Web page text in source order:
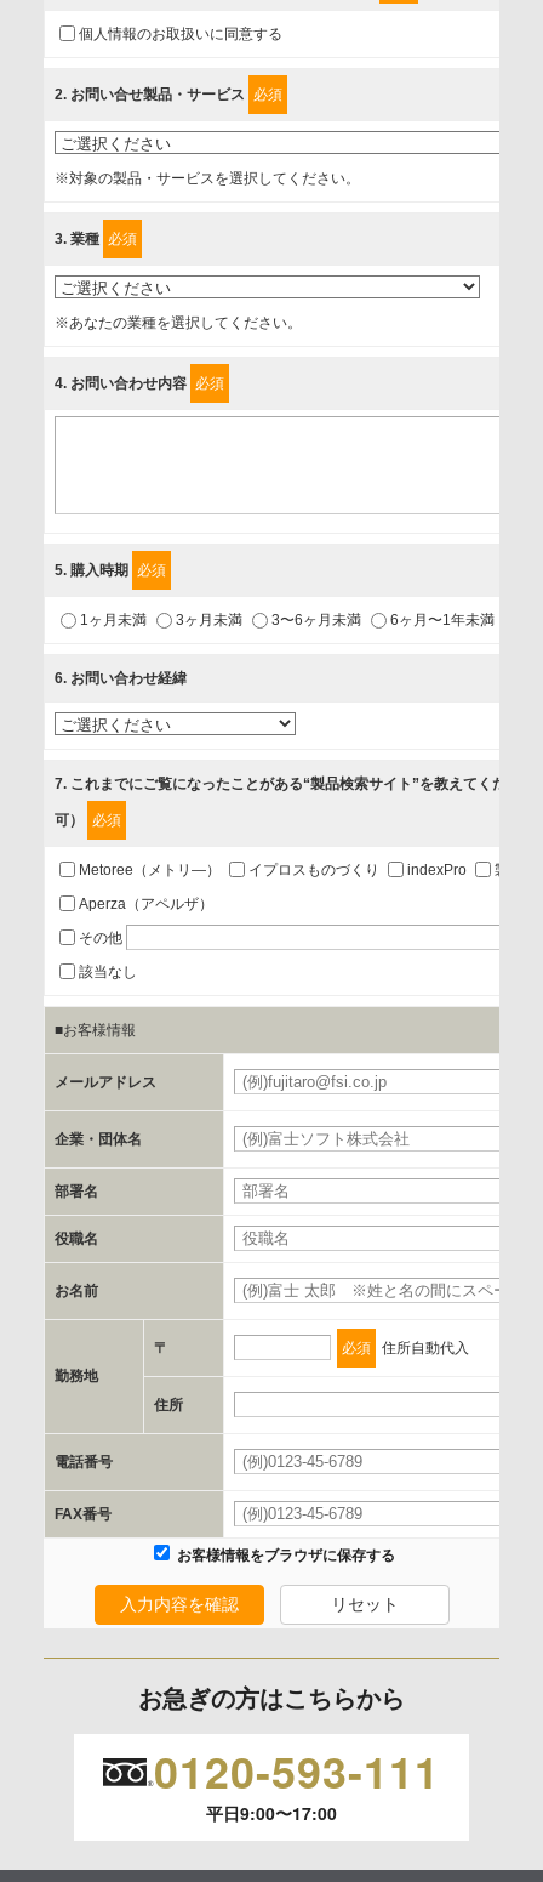
に取扱い、これらで定める範囲内で、サービスの提供やご案
内等のために利用させていただいております。
情報を提供されるお客様（本人）に対して、情報の収集目
的、管理者、提供の有無、情報提供の任意性や権利について
確認し、当社への情報提供がお客様の懸念にならないよう
上げます。
事業者名
個人情報保護責任者
1.当社が取り扱う商品・サービスに関するご案内
2.当社が開催（主催・共催・協賛）するセミナーなど、各種イ
3.お客様の業務内容、及び興味、関心に応じた情報の提供
4.お客様満足度調査等のアンケートの依頼
第三者提供の有無
あり
a.個人情報の提供・利用目的
当該企業/団体のサービス等のご案内及び当該企業/団体からの
お客様のご氏名、フリガナ、企業・団体名、部署名、役職、
郵便番号、住所、電話番号、FAX番号、メールアドレス
c.第三者への提供の手段または手法
書類の送付又は電子的な方法
d.提供先および管理者
当社とイベント/セミナーを共同で開催する企業/団体
e.個人情報取り扱いに関する契約
当社と当該企業/団体とは、個人情報取扱に関する覚書の締結
を行います。
委託の有無
利用目的の通知、開示、内容の訂正、追加または削除、利用
います。）に応じます。
開示等のご請求は、下記お問い合わせ先窓口へご連絡願いま
す。
個人情報のお取扱いに同意する
2. お問い合せ製品・サービス 必須
※対象の製品・サービスを選択してください。
3. 業種 必須
※あなたの業種を選択してください。
4. お問い合わせ内容 必須
5. 購入時期 必須
1ヶ月未満 3ヶ月未満 3〜6ヶ月未満 6ヶ月〜1年未満
6. お問い合わせ経緯
7. これまでにご覧になったことがある“製品検索サイト”を教えてください
可） 必須
Metoree（メトリ―） イプロスものづくり indexPro
製品ナ
Aperza（アペルザ）
その他
該当なし
■お客様情報
メールアドレス
企業・団体名
部署名
役職名
お名前
勤務地
〒 必須 住所自動代入
住所
電話番号
FAX番号
お客様情報をブラウザに保存する
入力内容を確認 リセット
お急ぎの方はこちらから
0120-593-111
平日9:00〜17:00